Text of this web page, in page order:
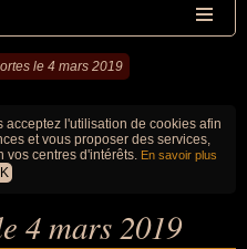
le 4 mars 2019
acceptez l'utilisation de cookies afin
et vous proposer des services,
vos centres d'intérêts. En savoir plus
4 mars 2019